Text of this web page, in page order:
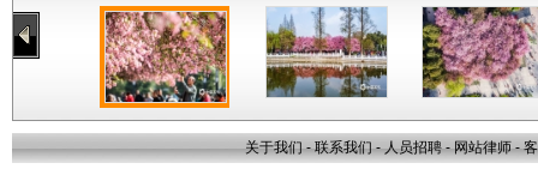
关于我们 - 联系我们 - 人员招聘 - 网站律师 -